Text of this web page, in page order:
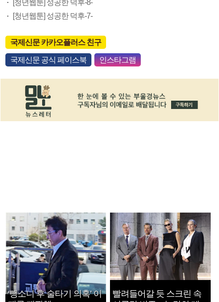
[청년웹툰] 성공한 덕후-8-
[청년웹툰] 성공한 덕후-7-
국제신문 카카오플러스 친구
국제신문 공식 페이스북 인스타그램
‘뺑소니 후 술타기 의혹’ 이
빨려들어갈 듯 스크린 속